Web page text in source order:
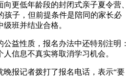
低年龄段的封闭式亲子夏令营、
孩子，但前提条件是陪同的家长必
班并结业合格。
益性质，报名办法中还特别注明：
信息不真实将取消学习机会。
报记者拨打了报名电话，表示“要